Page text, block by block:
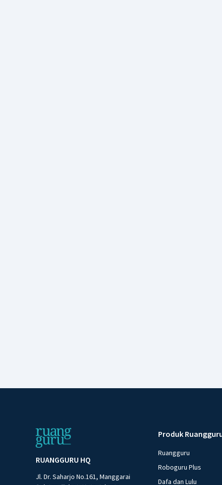
RUANGGURU HQ
Jl. Dr. Saharjo No.161, Manggarai
Produk
Ruangguru
Roboguru Plus
Dafa dan Lulu